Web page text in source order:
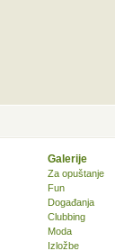
Galerije
Za opuštanje
Fun
Događanja
Clubbing
Moda
Izložbe